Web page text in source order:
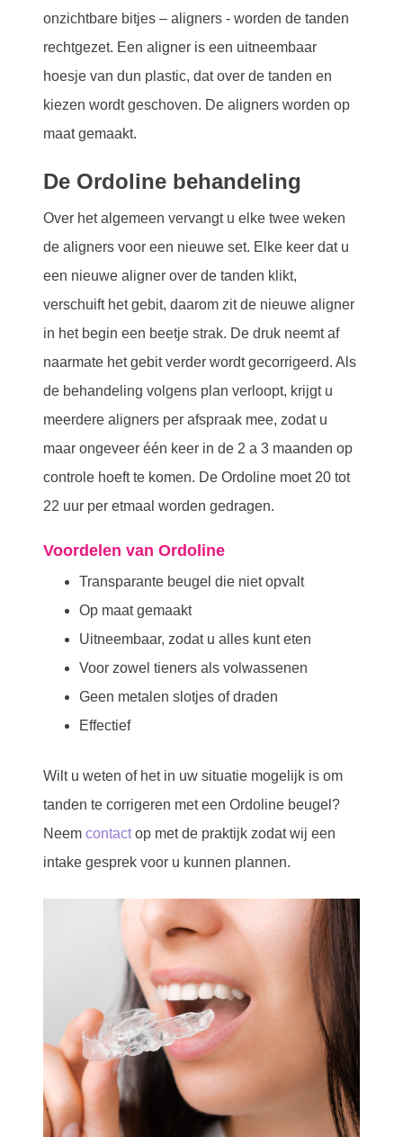
onzichtbare bitjes – aligners - worden de tanden
rechtgezet. Een aligner is een uitneembaar
hoesje van dun plastic, dat over de tanden en
kiezen wordt geschoven. De aligners worden op
maat gemaakt.
De Ordoline behandeling
Over het algemeen vervangt u elke twee weken
de aligners voor een nieuwe set. Elke keer dat u
een nieuwe aligner over de tanden klikt,
verschuift het gebit, daarom zit de nieuwe aligner
in het begin een beetje strak. De druk neemt af
naarmate het gebit verder wordt gecorrigeerd. Als
de behandeling volgens plan verloopt, krijgt u
meerdere aligners per afspraak mee, zodat u
maar ongeveer één keer in de 2 a 3 maanden op
controle hoeft te komen. De Ordoline moet 20 tot
22 uur per etmaal worden gedragen.
Voordelen van Ordoline
Transparante beugel die niet opvalt
Op maat gemaakt
Uitneembaar, zodat u alles kunt eten
Voor zowel tieners als volwassenen
Geen metalen slotjes of draden
Effectief
Wilt u weten of het in uw situatie mogelijk is om
tanden te corrigeren met een Ordoline beugel?
Neem contactop met de praktijk zodat wij een
intake gesprek voor u kunnen plannen.